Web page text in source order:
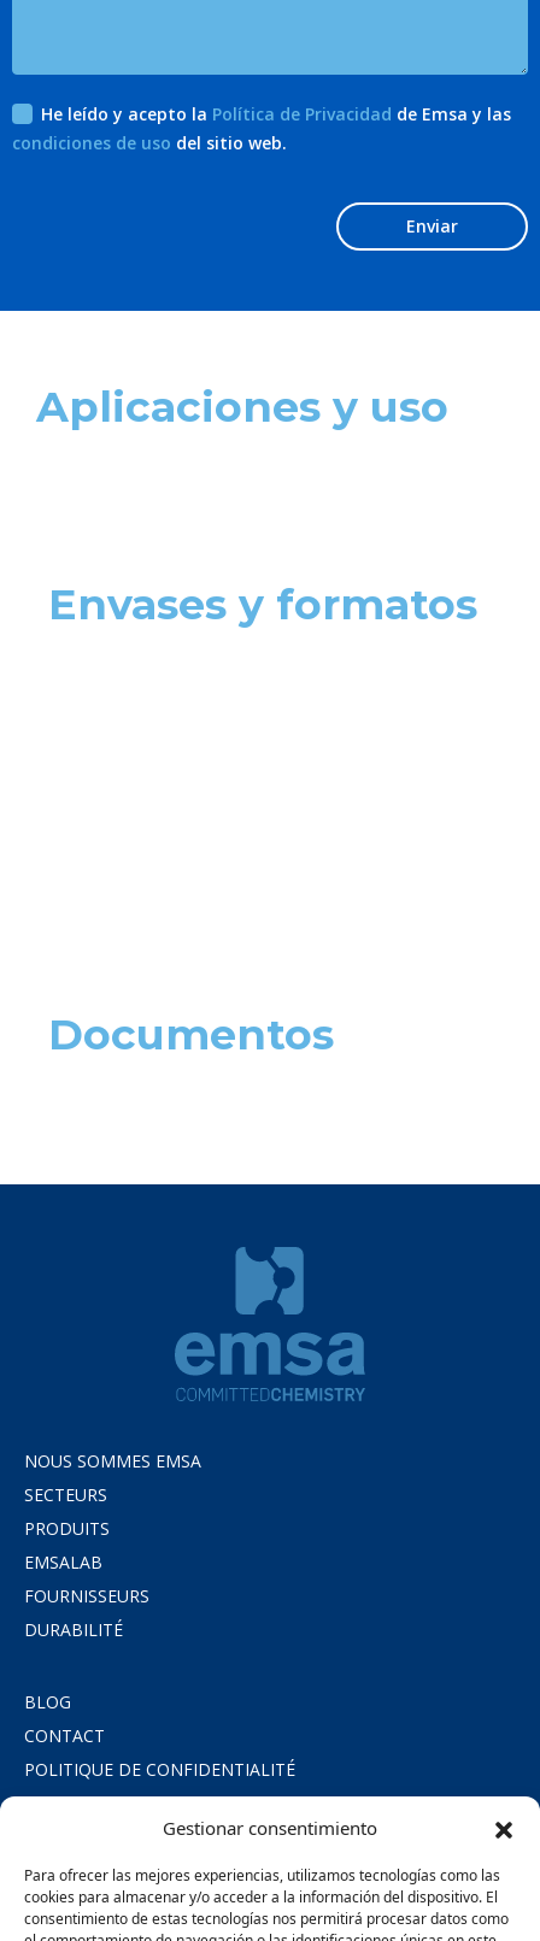
Gestionar consentimiento
Para ofrecer las mejores experiencias, utilizamos tecnologías como las
cookies para almacenar y/o acceder a la información del dispositivo. El
consentimiento de estas tecnologías nos permitirá procesar datos como
He leído y acepto la Política de Privacidad de Emsa y las
condiciones de uso del sitio web.
Enviar
Aplicaciones y uso
Envases y formatos
Documentos
NOUS SOMMES EMSA
SECTEURS
PRODUITS
EMSALAB
FOURNISSEURS
DURABILITÉ
BLOG
CONTACT
POLITIQUE DE CONFIDENTIALITÉ
POLITIQUE DE COOKIES
MENTIONS LÉGALES
ENGAGEMENT SOCIAL